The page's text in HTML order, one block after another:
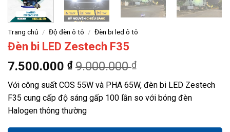
Trang chủ / Độ đèn ô tô / Đèn bi led ô tô
Đèn bi LED Zestech F35
7.500.000 ₫ 9.000.000₫
Với công suất COS 55W và PHA 65W, đèn bi LED Zestech
F35 cung cấp độ sáng gấp 100 lần so với bóng đèn
Halogen thông thường